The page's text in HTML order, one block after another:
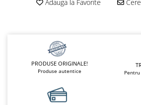
Adauga la Favorite
PRODUSE ORIGINALE!
Produse autentice